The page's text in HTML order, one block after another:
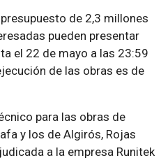
de 2,3 millones
pueden presentar
el 22 de mayo a las 23:59
de las obras es de
para las obras de
y los de Algirós, Rojas
a la empresa Runitek